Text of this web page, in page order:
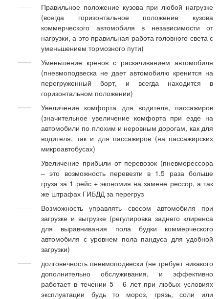
Правильное положение кузова при любой нагрузке
(всегда горизонтальное положение кузова
коммерческого автомобиля в независимости от
нагрузки, а это правильная работа головного света с
уменьшением тормозного пути)
Уменьшение кренов с раскачиванием автомобиля
(пневмоподвеска не дает автомобилю кренится на
перегруженный борт, и всегда находится в
горизонтальном положении)
Увеличение комфорта для водителя, пассажиров
(значительное увеличение комфорта при езде на
автомобили по плохим и неровным дорогам, как для
водителя, так и для пассажиров (на пассажирских
микроавтобусах)
Увеличение прибыли от перевозок (пневморессора
– это возможность перевезти в 1.5 раза больше
груза за 1 рейс + экономия на замене рессор, а так
же штрафах ГИБДД за перегруз
Возможность управлять свесом автомобиля при
загрузке и выгрузке (регулировка заднего клиренса
для выравнивания пола будки коммерческого
автомобиля с уровнем пола пандуса для удобной
загрузки)
долговечность пневмоподвески (не требует никакого
дополнительно обслуживания, и эффективно
работает в течении 5 - 6 лет при любых условиях
эксплуатации будь то мороз, грязь, соли или